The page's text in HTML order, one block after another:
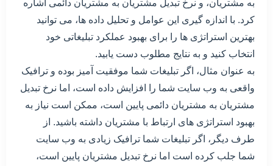
به مشتریان، و نرخ تبدیل مشتریان به مشتریان دائمی اشاره
کرد. با اندازه گیری این عوامل و تحلیل داده ها، می توانید
بهترین استراتژی ها را برای بهبود عملکرد تبلیغاتی خود
انتخاب کنید و به نتایج مطلوب دست یابید.
به عنوان مثال، اگر تبلیغات شما موفقیت آمیز بوده و ترافیک
واقعی به وب سایت شما را افزایش داده است، اما نرخ تبدیل
مشتریان به مشتریان دائمی پایین است، ممکن است نیاز به
بهبود استراتژی های ارتباط با مشتریان داشته باشید. از
طرف دیگر، اگر تبلیغات شما ترافیک زیادی به وب سایت
شما جلب کرده است اما نرخ تبدیل مشتریان پایین است،